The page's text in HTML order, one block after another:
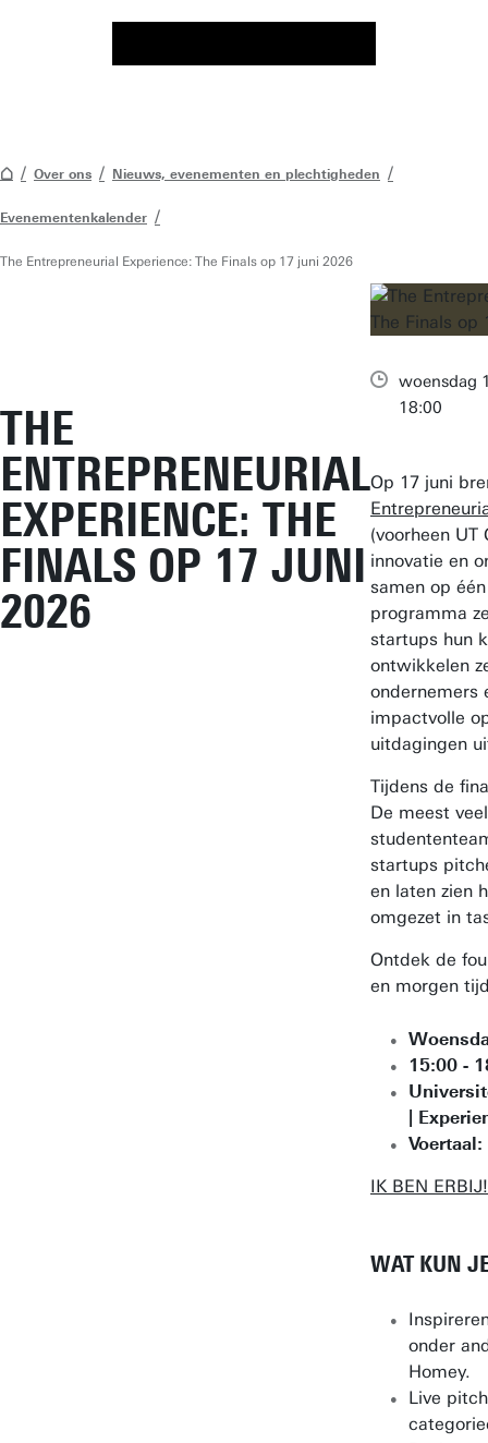
Over ons Nieuws, evenementen en plechtigheden
Evenementenkalender
The Entrepreneurial Experience: The Finals op 17 juni 2026
THE
ENTREPRENEURIAL
EXPERIENCE: THE
FINALS OP 17 JUNI
2026
woensdag
18:00
Op 17 juni
(voorheen UT
innovatie en
samen op
programma
startups hun
ontwikkelen
ondernemers
impactvolle
uitdagingen
Tijdens de
De meest
startups
en laten zien
omgezet in
Ontdek de
en morgen
15:00 -
|
Voertaal:
IK BEN ERBIJ!
WAT KUN
onder
Homey.
Live